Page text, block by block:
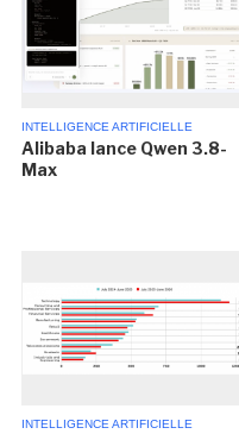
INTELLIGENCE ARTIFICIELLE
Alibaba lance Qwen 3.8-
Max
INTELLIGENCE ARTIFICIELLE